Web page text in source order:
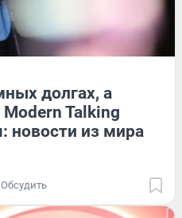
долгах, а
Modern Talking
новости из мира
Обсудить